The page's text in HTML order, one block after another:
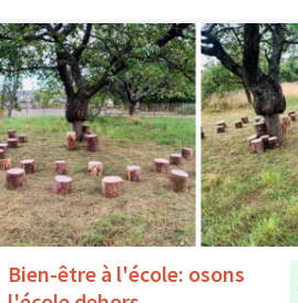
Bien-être à l'école: osons